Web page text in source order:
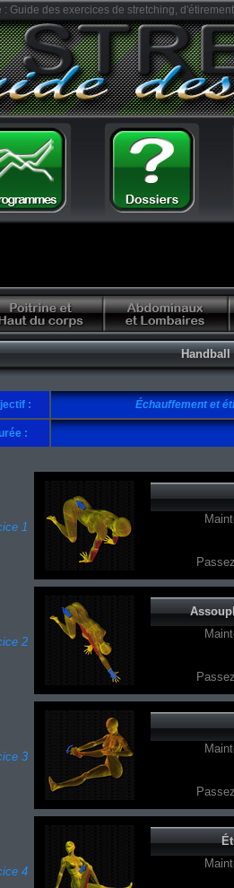
: Guide des exercices de stretching,
Handball
: Échauffement et
:
1
2
3
4